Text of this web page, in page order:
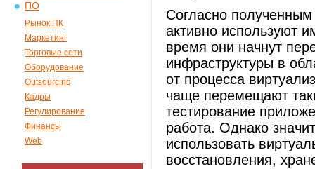
ПО
Рынок ПК
Маркетинг
Торговые сети
Оборудование
Outsourcing
Кадры
Регулирование
Финансы
Web
Согласно
активно используют
время они начнут
инфраструктуры в
от процесса
чаще перемещают
тестирование
работа. Однако
использовать
восстановления,